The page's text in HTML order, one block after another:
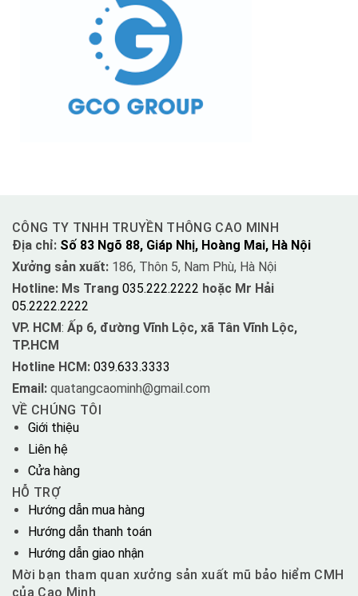
CÔNG TY TNHH TRUYỀN THÔNG CAO MINH
Địa chỉ: Số 83 Ngõ 88, Giáp Nhị, Hoàng Mai, Hà Nội
Xưởng sản xuất: 186, Thôn 5, Nam Phù, Hà Nội
Hotline: Ms Trang 035.222.2222 hoặc Mr Hải
05.2222.2222
VP. HCM: Ấp 6, đường Vĩnh Lộc, xã Tân Vĩnh Lộc,
TP.HCM
Hotline HCM: 039.633.3333
Email: quatangcaominh@gmail.com
VỀ CHÚNG TÔI
Giới thiệu
Liên hệ
Cửa hàng
HỖ TRỢ
Hướng dẫn mua hàng
Hướng dẫn thanh toán
Hướng dẫn giao nhận
Mời bạn tham quan xưởng sản xuất mũ bảo hiểm CMH
của Cao Minh